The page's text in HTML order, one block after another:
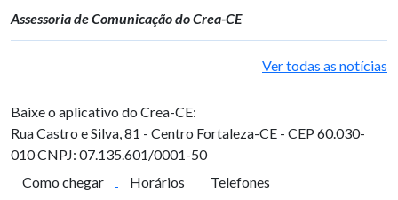
Assessoria de Comunicação do Crea-CE
Ver todas as notícias
Baixe o aplicativo do Crea-CE:
Rua Castro e Silva, 81 - Centro Fortaleza-CE - CEP 60.030-
010CNPJ: 07.135.601/0001-50
Como chegar
Horários
Telefones